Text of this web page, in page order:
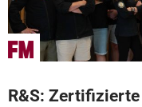
R&S: